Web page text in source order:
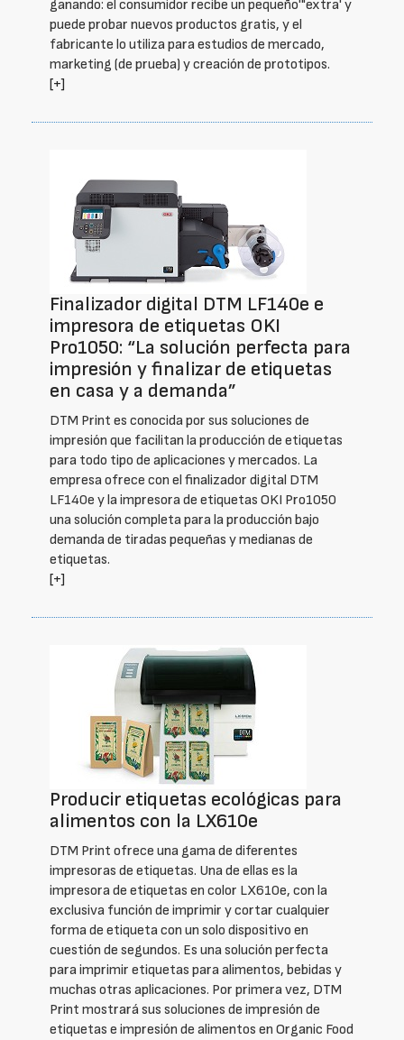
ganando: el consumidor recibe un pequeño'"extra' y
puede probar nuevos productos gratis, y el
fabricante lo utiliza para estudios de mercado,
marketing (de prueba) y creación de prototipos.
[+]
Finalizador digital DTM LF140e e
impresora de etiquetas OKI
Pro1050: “La solución perfecta para
impresión y finalizar de etiquetas
en casa y a demanda”
DTM Print es conocida por sus soluciones de
impresión que facilitan la producción de etiquetas
para todo tipo de aplicaciones y mercados. La
empresa ofrece con el finalizador digital DTM
LF140e y la impresora de etiquetas OKI Pro1050
una solución completa para la producción bajo
demanda de tiradas pequeñas y medianas de
etiquetas.
[+]
Producir etiquetas ecológicas para
alimentos con la LX610e
DTM Print ofrece una gama de diferentes
impresoras de etiquetas. Una de ellas es la
impresora de etiquetas en color LX610e, con la
exclusiva función de imprimir y cortar cualquier
forma de etiqueta con un solo dispositivo en
cuestión de segundos. Es una solución perfecta
para imprimir etiquetas para alimentos, bebidas y
muchas otras aplicaciones. Por primera vez, DTM
Print mostrará sus soluciones de impresión de
etiquetas e impresión de alimentos en Organic Food